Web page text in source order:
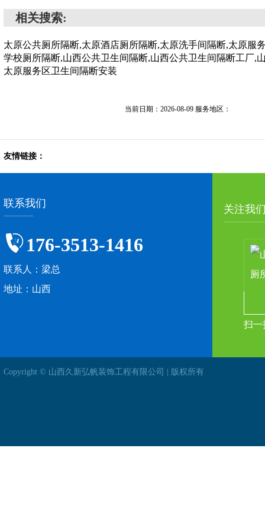
相关搜索:
太原公共厕所隔断,太原酒店厕所隔断,太原洗手间隔断,太原服
学校厕所隔断,山西公共卫生间隔断,山西公共卫生间隔断工厂,
太原服务区卫生间隔断安装
当前日期：2026-08-09 服务地区：
友情链接：
联系我们
176-3513-1416
联系人：梁总
地址：山西
关注我
扫一
Copyright © 山西久新弘帆装饰工程有限公司 | 版权所有